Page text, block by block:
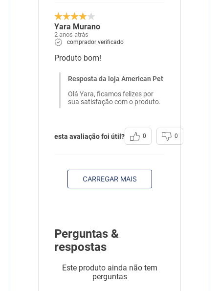
Yara Murano
2 anos atrás
comprador verificado
Produto bom!
Resposta da loja American Pet
Olá Yara, ficamos felizes por
sua satisfação com o produto.
esta avaliação foi útil? 0 0
CARREGAR MAIS
Perguntas &
respostas
Este produto ainda não tem
perguntas